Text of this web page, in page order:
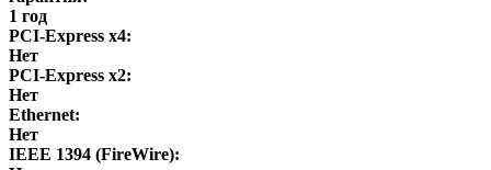
1 год
PCI-Express x4:
Нет
PCI-Express x2:
Нет
Ethernet:
Нет
IEEE 1394 (FireWire):